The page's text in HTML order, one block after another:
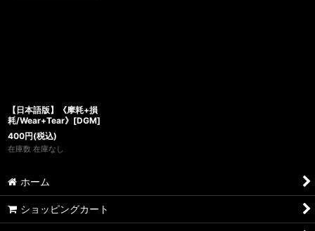
【日本語版】《摩耗+損
耗/Wear+Tear》[DGM]
400円(税込)
在庫数 在庫なし
ホーム
ショッピングカート